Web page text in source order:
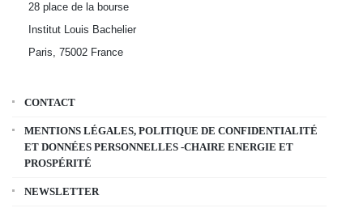
28 place de la bourse
Institut Louis Bachelier
Paris, 75002 France
CONTACT
MENTIONS LÉGALES, POLITIQUE DE CONFIDENTIALITÉ
ET DONNÉES PERSONNELLES -CHAIRE ENERGIE ET
PROSPÉRITÉ
NEWSLETTER